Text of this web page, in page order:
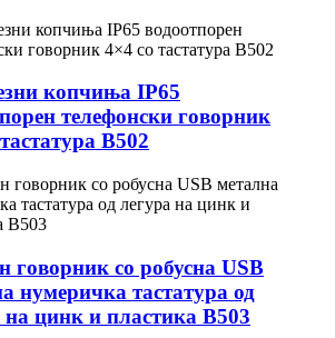
копчиња IP65
телефонски говорник
B502
говорник со робусна USB
нумеричка тастатура од
на цинк и пластика B503